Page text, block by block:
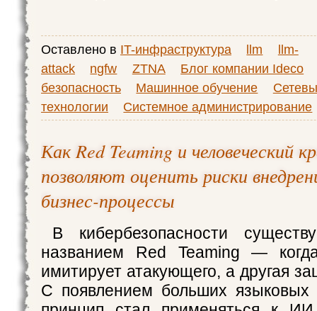
Оставлено в IT-инфраструктура llm
llm-
attack
ngfw ZTNA
Блог компании Ideco
безопасность
Машинное обучение
технологии
Системное администрирование
Как Red Teaming и человеческий
позволяют оценить риски
бизнес-процессы
В кибербезопасности
названием Red Teaming —
имитирует атакующего, а другая
С появлением больших